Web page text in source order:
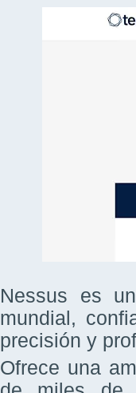
Nessus es
mundial,
precisión y
Ofrece una